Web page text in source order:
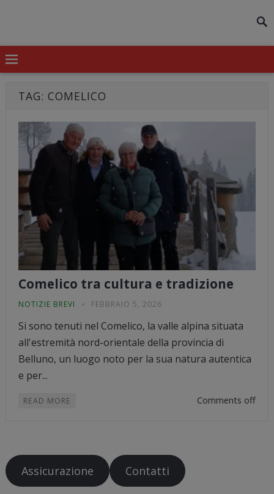
TAG: COMELICO
Comelico tra cultura e tradizione
NOTIZIE BREVI FEBBRAIO 5, 2026
Si sono tenuti nel Comelico, la valle alpina situata
all'estremità nord-orientale della provincia di
Belluno, un luogo noto per la sua natura autentica
e per...
READ MORE Comments off
Assicurazione Contatti